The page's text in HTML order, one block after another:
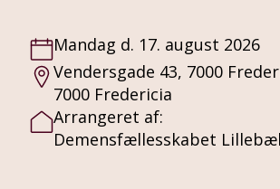
Mandag d. 17. august 2026
Vendersgade 43, 7000
7000 Fredericia
Arrangeret af:
Demensfællesskabet